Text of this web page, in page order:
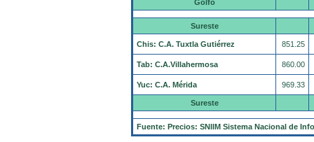
Golfo
Sureste
Chis: C.A. Tuxtla Gutiérrez 851.25
Tab: C.A.Villahermosa 860.00
Yuc: C.A. Mérida 969.33
Sureste
Fuente: Precios: SNIIM Sistema Nacional de